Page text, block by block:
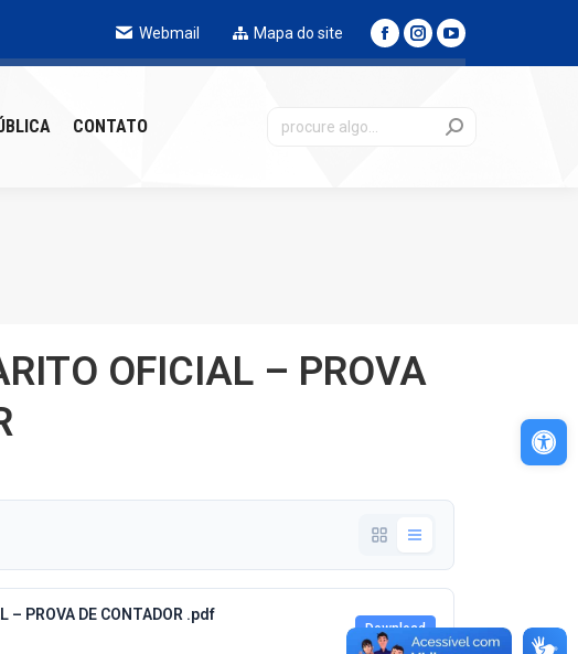
Webmail Mapa do site
CONTATO
OFICIAL – PROVA
– PROVA DE CONTADOR .pdf
Download
CONTATO